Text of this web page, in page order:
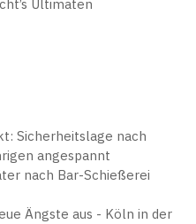
Ultimaten
Sicherheitslage nach
angespannt
nach Bar-Schießerei
Ängste aus - Köln in der